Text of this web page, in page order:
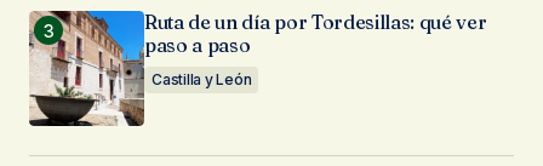
Ruta de un día por Tordesillas: qué ver
paso a paso
Castilla y León